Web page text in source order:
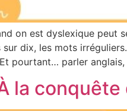
on est dyslexique
sur dix, les mots
pourtant… parler anglais,
la